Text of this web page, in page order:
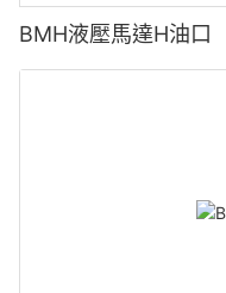
BMH液壓馬達H油口